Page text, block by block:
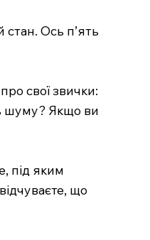
стан. Ось п’ять
свої звички:
шуму? Якщо ви
під яким
що